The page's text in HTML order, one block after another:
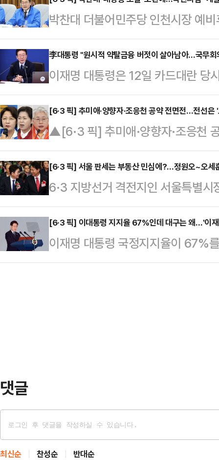
박찬대 더불어민주당 인천시장 예
꺼내 들자, 국민의힘이 "인천을 대
에 나섰다.최보윤 국민의힘 수석대
터뷰에서 '이재명 대통령께서 하셨
합 개발 방식'이라며, 이를 인천에
다"며 이같이 비판했다.최 수석대
고 싶은 본심, 모르는 바 아니다. 지
거를 치르겠다는…
李대통령 "원시적 약탈금융 버젓이 살아남아…국무
이재명 대통령은 12일 카드대란 당
온 '상록수' 특수목적법인 실태를
금융이 버젓이 살아남아 서민들의
무회의에서 해결방안을 찾아보겠
위터)에 "지금까지 관할당국은 왜
며 이같이 말했다.그는 "보도에 진
수익활동에도 정도가 있는 것이다.
공동체 안의 …
[6·3 픽] 추미애·양향자·조응천 공약 전면전…전선
▲[6·3 픽] 추미애·양향자·조응천
방선거를 3주가량 앞두고 경기도
다. 후보들은 경기도 최대 현안인 '
선을 형성하고, 공약 발표를 곁들인
불어민주당 경기지사 후보는 11일
한 첫 기자회견에서 '수도권 30분
들고 나왔다. 우선 추 후보는 'GTX
다…
[6·3 픽] 서울 판세는 부동산 민심에?…정원오~오세
6·3 지방선거 격전지인 서울특별
혀지는 분위기다. 당초 선거 때마다
명 정부 출범 첫 선거라는 벽에 가
규제에 따른 전셋값 상승 우려 등
책임론 떠넘기기에 사활을 걸고 있
[6·3 픽] 이대통령 지지율 67%인데 대구는 왜…'이
이재명 대통령 국정지지율이 67%
서는 여야가 오차범위 내 초박빙 접
댓글
최신순 찬성순 반대순